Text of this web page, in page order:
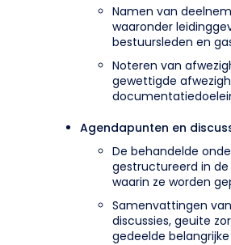
Namen van
waaronder
bestuursleden en
Noteren van
gewettigde
Agendapunten en
De behandelde
gestructureerd in de
waarin ze worden
Samenvattingen
discussies, geuite
gedeelde